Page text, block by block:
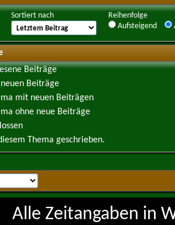
Sortiert nach
Reihenfolge
Aufsteigend
Beiträge
Beiträge
mit neuen Beiträgen
ohne neue Beiträge
Thema geschrieben.
Alle Zeitangaben in